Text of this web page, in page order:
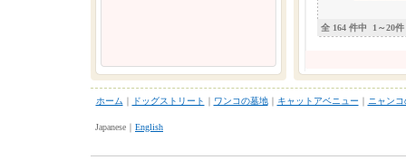
全 164 件中 1～20件
ホーム ｜ ドッグストリート ｜ ワンコの墓地｜ キャットアベニュー ｜ ニャン
Japanese｜ English